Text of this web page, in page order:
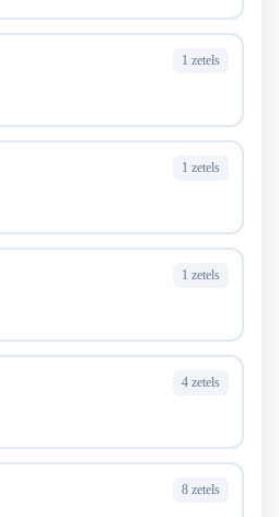
1 zetels
1 zetels
1 zetels
4 zetels
8 zetels